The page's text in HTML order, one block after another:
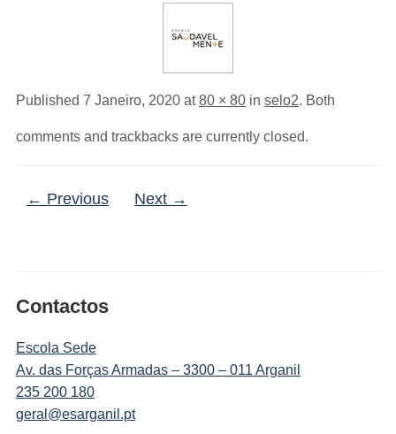
Published 7 Janeiro, 2020at80 × 80in selo2. Both
comments and trackbacks are currently closed.
← Previous Next →
Contactos
Escola Sede
Av. das Forças Armadas – 3300 – 011 Arganil
235 200 180
geral@esarganil.pt